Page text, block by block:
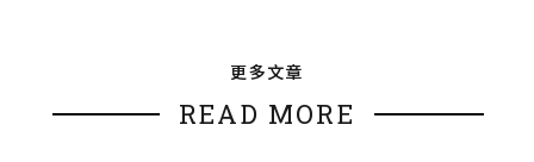
更多文章
READ MORE